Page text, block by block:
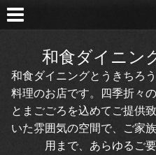
和食ダイニン
和食ダイニングとうきちろ
料理のお店です。四季折々
とまごごろを込めてご提供
いた雰囲気の空間で、ご家
用まで、あらゆるご